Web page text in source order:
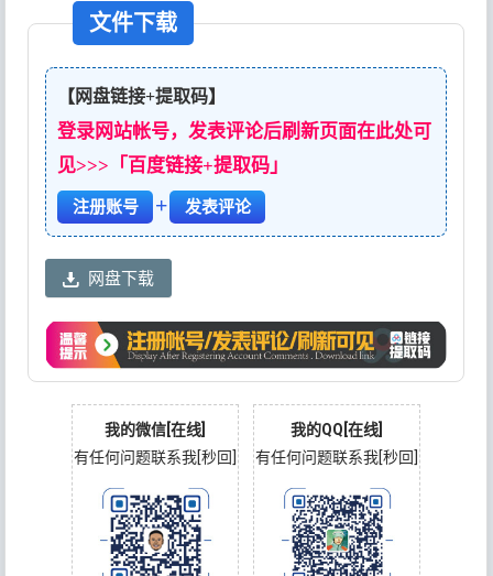
文件下载
【网盘链接+提取码】
登录网站帐号，发表评论后刷新页面在此处可
见>>>「百度链接+提取码」
注册账号 + 发表评论
网盘下载
我的微信[在线]
有任何问题联系我[秒回]
我的QQ[在线]
有任何问题联系我[秒回]